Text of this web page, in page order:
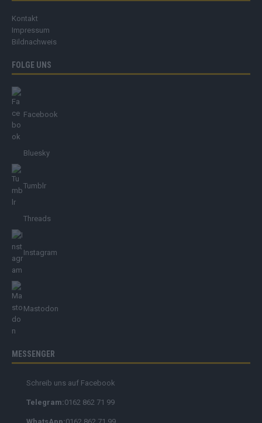
Kontakt
Impressum
Bildnachweis
FOLGE UNS
Facebook
Bluesky
Tumblr
Threads
Instagram
Mastodon
MESSENGER
Schreib uns auf Facebook
Telegram:0162 862 71 99